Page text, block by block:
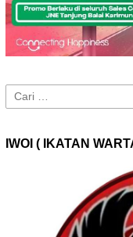
Cari
untuk:
IWOI ( IKATAN